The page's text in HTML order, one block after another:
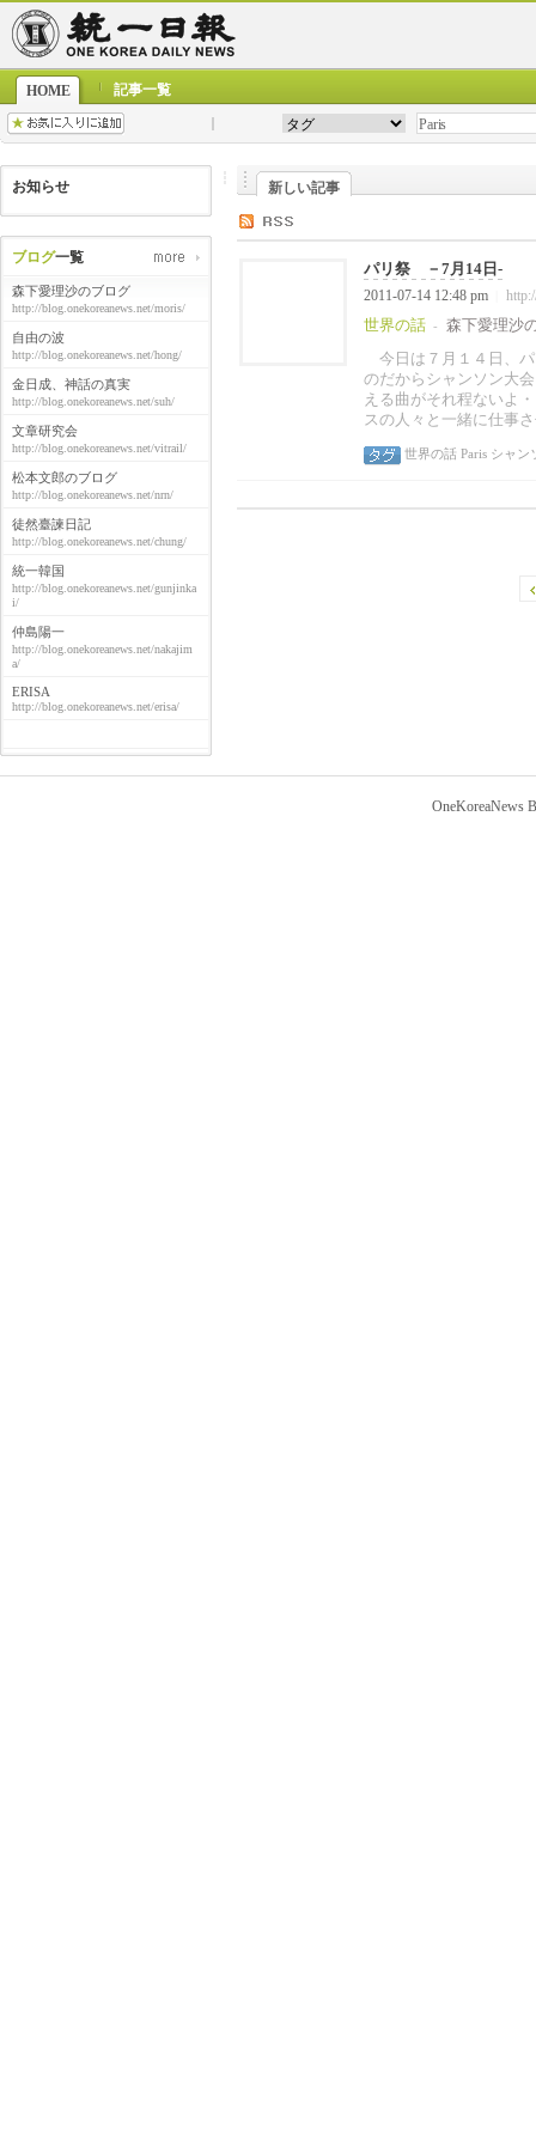
HOME 記事一覧
お知らせ
ブログ一覧
森下愛理沙のブログ
http://blog.onekoreanews.net/moris/
自由の波
http://blog.onekoreanews.net/hong/
金日成、神話の真実
http://blog.onekoreanews.net/suh/
文章研究会
http://blog.onekoreanews.net/vitrail/
松本文郎のブログ
http://blog.onekoreanews.net/nrn/
徒然臺諫日記
http://blog.onekoreanews.net/chung/
統一韓国
http://blog.onekoreanews.net/gunjinka
i/
仲島陽一
http://blog.onekoreanews.net/nakajim
a/
ERISA
http://blog.onekoreanews.net/erisa/
新しい記事
パリ祭 －7月14日-
2011-07-14 12:48 pm
世界の話 -
森下愛理沙
今日は７月１４日、
のだからシャンソン大
える曲がそれ程ないよ
スの人々と一緒に仕事
世界の話 Paris シャン
OneKoreaNews